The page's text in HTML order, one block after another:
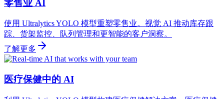
零售业 AI
使用 Ultralytics YOLO 模型重塑零售业。视觉 AI 推动库存跟
踪、货架监控、队列管理和更智能的客户洞察。
了解更多
医疗保健中的 AI